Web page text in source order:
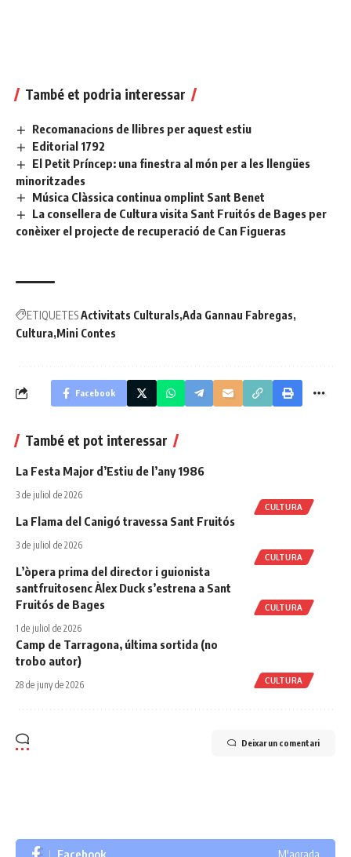
També et podria interessar
Recomanacions de llibres per aquest estiu
Editorial 1792
El Petit Príncep: una finestra al món per a les llengües
minoritzades
Música Clàssica continua omplint Sant Benet
La consellera de Cultura visita Sant Fruitós de Bages per
conèixer el projecte de recuperació de Can Figueras
ETIQUETESActivitats Culturals Ada Gannau Fabregas
Cultura Mini Contes
Facebook
També et pot interessar
CULTURA
La Festa Major d’Estiu de l’any 1986
3 de juliol de 2026
CULTURA
La Flama del Canigó travessa Sant Fruitós
3 de juliol de 2026
CULTURA
L’òpera prima del director i guionista
santfruitosenc Àlex Duck s’estrena a Sant
Fruitós de Bages
1 de juliol de 2026
CULTURA
Camp de Tarragona, última sortida (no
trobo autor)
28 de juny de 2026
Deixar un comentari
Facebook M'agrada